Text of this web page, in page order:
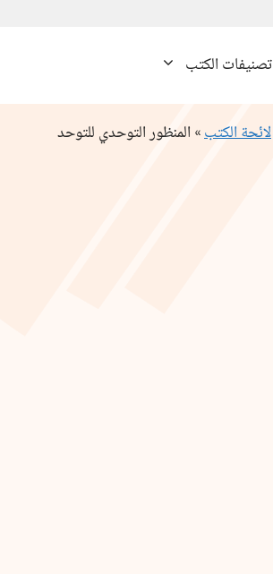
تصنيفات الكتب
لائحة الكتب» المنظور التوحدي للتوحد